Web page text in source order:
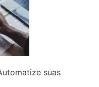
suas